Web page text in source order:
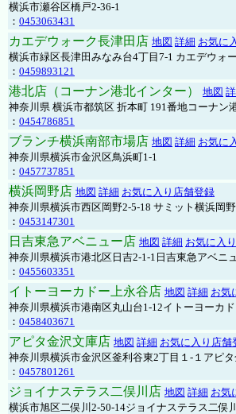
横浜市瀬谷区橋戸2-36-1
： 0453063431
カエデウォーク長津田店 地図 詳細 お気に
横浜市緑区長津田みなみ台4丁目7-1 カエデウォ
： 0459893121
港北店（コーナン港北インター） 地図
神奈川県 横浜市都筑区 折本町 191番地コーナン
： 0454786851
ブランチ横浜南部市場店 地図 詳細 お気に
神奈川県横浜市金沢区鳥浜町1-1
： 0457737851
横浜岡野店 地図 詳細 お気に入り店舗登録
神奈川県横浜市西区岡野2-5-18 サミット横浜岡
： 0453147301
日吉東急アベニュー店 地図 詳細 お気に入
神奈川県横浜市港北区日吉2-1-1日吉東急アベ
： 0455603351
イトーヨーカドー上永谷店 地図 詳細 お気
神奈川県横浜市港南区丸山台1-12イトーヨーカ
： 0458403671
アピタ金沢文庫店 地図 詳細 お気に入り店舗
神奈川県横浜市金沢区釜利谷東2丁目１-１アピ
： 0457801261
ジョイナステラス二俣川店 地図 詳細 お気
横浜市旭区二俣川2-50-14ジョイナステラス二俣